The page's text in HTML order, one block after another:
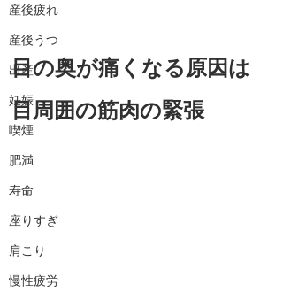
産後疲れ
産後うつ
出産
妊娠
喫煙
肥満
寿命
座りすぎ
肩こり
慢性疲労
目の奥が痛くなる原因は
目周囲の筋肉の緊張